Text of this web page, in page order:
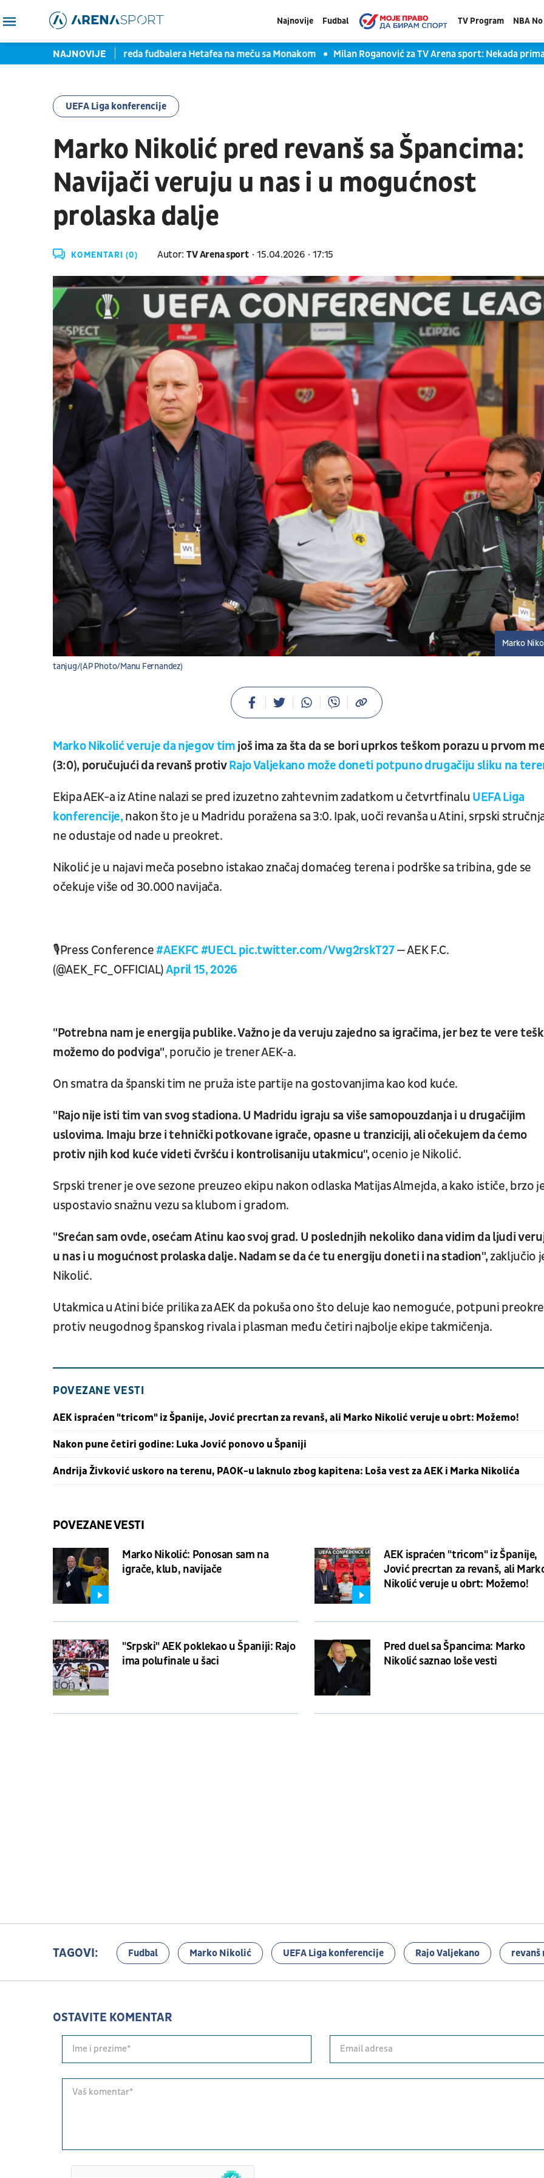
Najnovije Fudbal TV Program NBA
NAJNOVIJE
Teška povreda fudbalera Hetafea na meču sa Monakom Milan Roganović za TV Arena sport: Nekada primamo
UEFA Liga konferencije
Marko Nikolić pred revanš sa Špancima:
Navijači veruju u nas i u mogućnost
prolaska dalje
KOMENTARI (0) Autor: TV Arena sport 15.04.2026 17:15
tanjug/(AP Photo/Manu Fernandez)
Marko
Marko Nikolić veruje da njegov tim još ima za šta da se bori uprkos teškom porazu u prvom
(3:0), poručujući da revanš protivRajo Valjekano može doneti potpuno drugačiju sliku na
Ekipa AEK-a iz Atine nalazi se pred izuzetno zahtevnim zadatkom u četvrtfinalu UEFA Liga
konferencije, nakon što je u Madridu poražena sa 3:0. Ipak, uoči revanša u Atini, srpski
ne odustaje od nade u preokret.
Nikolić je u najavi meča posebno istakao značaj domaćeg terena i podrške sa tribina, gde se
očekuje više od 30.000 navijača.
🎙️Press Conference#AEKFC#UECL pic.twitter.com/Vwg2rskT27— AEK F.C.
(@AEK_FC_OFFICIAL)April 15, 2026
"Potrebna nam je energija publike. Važno je da veruju zajedno sa igračima, jer bez te vere
možemo do podviga", poručio je trener AEK-a.
On smatra da španski tim ne pruža iste partije na gostovanjima kao kod kuće.
"Rajo nije isti tim van svog stadiona. U Madridu igraju sa više samopouzdanja i u drugačijim
uslovima. Imaju brze i tehnički potkovane igrače, opasne u tranziciji, ali očekujem da ćemo
protiv njih kod kuće videti čvršću i kontrolisaniju utakmicu", ocenio je Nikolić.
Srpski trener je ove sezone preuzeo ekipu nakon odlaska Matijas Almejda, a kako ističe, brzo
uspostavio snažnu vezu sa klubom i gradom.
"Srećan sam ovde, osećam Atinu kao svoj grad. U poslednjih nekoliko dana vidim da ljudi
u nas i u mogućnost prolaska dalje. Nadam se da će tu energiju doneti i na stadion", zaključio
Nikolić.
Utakmica u Atini biće prilika za AEK da pokuša ono što deluje kao nemoguće, potpuni
protiv neugodnog španskog rivala i plasman među četiri najbolje ekipe takmičenja.
POVEZANE VESTI
AEK ispraćen "tricom" iz Španije, Jović precrtan za revanš, ali Marko Nikolić veruje u obrt: Možemo!
Nakon pune četiri godine: Luka Jović ponovo u Španiji
Andrija Živković uskoro na terenu, PAOK-u laknulo zbog kapitena: Loša vest za AEK i Marka Nikolića
POVEZANE VESTI
Marko Nikolić: Ponosan sam na
igrače, klub, navijače
AEK ispraćen "tricom" iz Španije,
Jović precrtan za revanš, ali
Nikolić veruje u obrt: Možemo!
"Srpski" AEK poklekao u Španiji: Rajo
ima polufinale u šaci
Pred duel sa Špancima: Marko
Nikolić saznao loše vesti
TAGOVI: Fudbal Marko Nikolić UEFA Liga konferencije Rajo Valjekano revanš
OSTAVITE KOMENTAR